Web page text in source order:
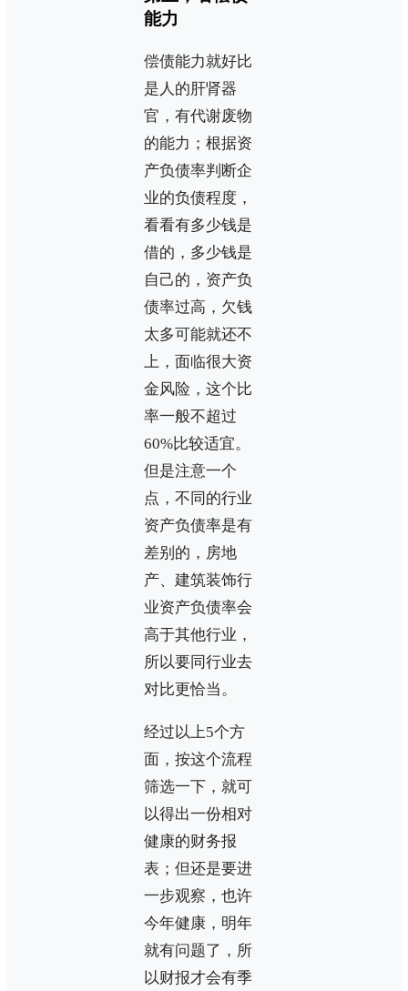
能力
偿债能力就好比
是人的肝肾器
官，有代谢废物
的能力；根据资
产负债率判断企
业的负债程度，
看看有多少钱是
借的，多少钱是
自己的，资产负
债率过高，欠钱
太多可能就还不
上，面临很大资
金风险，这个比
率一般不超过
60%比较适宜。
但是注意一个
点，不同的行业
资产负债率是有
差别的，房地
产、建筑装饰行
业资产负债率会
高于其他行业，
所以要同行业去
对比更恰当。
经过以上5个方
面，按这个流程
筛选一下，就可
以得出一份相对
健康的财务报
表；但还是要进
一步观察，也许
今年健康，明年
就有问题了，所
以财报才会有季